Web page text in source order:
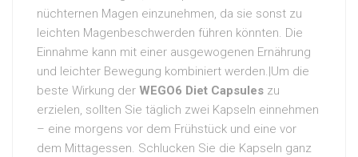
nüchternen Magen einzunehmen, da sie sonst zu
leichten Magenbeschwerden führen könnten. Die
Einnahme kann mit einer ausgewogenen Ernährung
und leichter Bewegung kombiniert werden.|Um die
beste Wirkung der WEGO6 Diet Capsules zu
erzielen, sollten Sie täglich zwei Kapseln einnehmen
– eine morgens vor dem Frühstück und eine vor
dem Mittagessen. Schlucken Sie die Kapseln ganz